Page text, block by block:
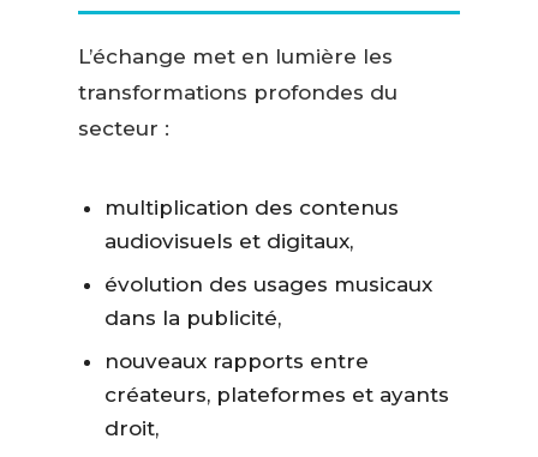
L’échange met en lumière les
transformations profondes du
secteur :
multiplication des contenus
audiovisuels et digitaux,
évolution des usages musicaux
dans la publicité,
nouveaux rapports entre
créateurs, plateformes et ayants
droit,